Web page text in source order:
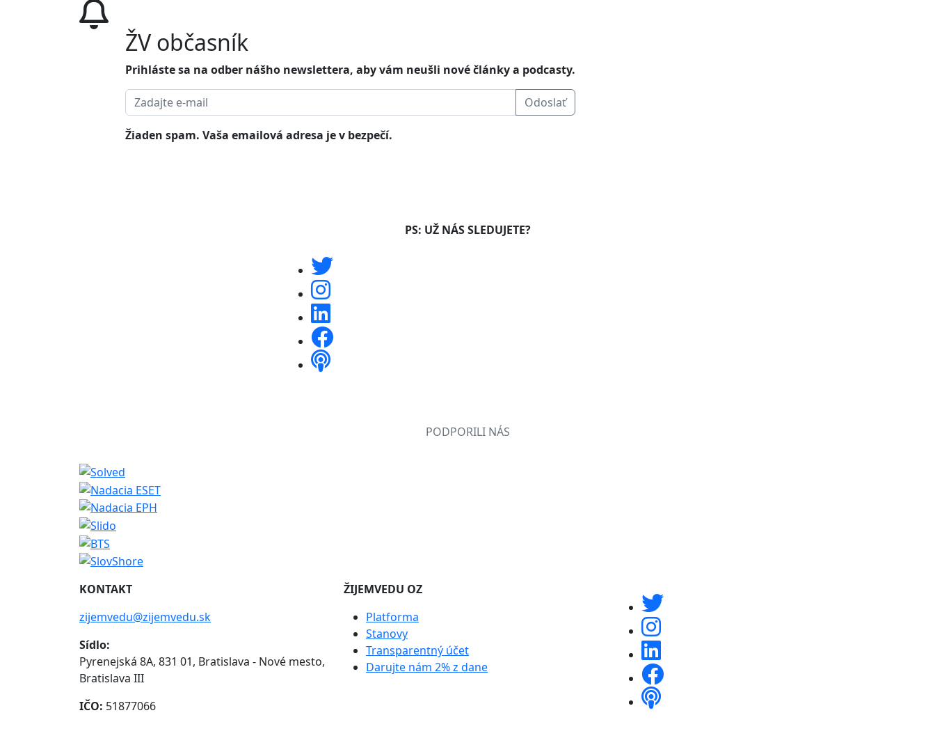
ŽV občasník
Prihláste sa na odber nášho newslettera, aby vám neušli nové články a podcasty.
Odoslať
Žiaden spam. Vaša emailová adresa je v bezpečí.
PS: UŽ NÁS SLEDUJETE?
PODPORILI NÁS
KONTAKT
zijemvedu@zijemvedu.sk
Sídlo:
Pyrenejská 8A, 831 01, Bratislava - Nové mesto,
Bratislava III
IČO: 51877066
ŽIJEMVEDU OZ
Platforma
Stanovy
Transparentný účet
Darujte nám 2% z dane